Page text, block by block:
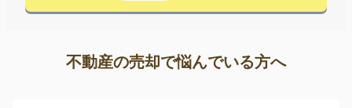
不動産の売却で悩んでいる方へ